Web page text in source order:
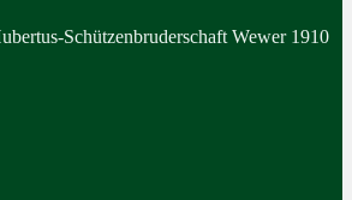
Schützenbruderschaft Wewer 1910